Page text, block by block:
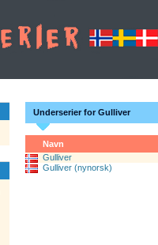
Underserier for Gulliver
Navn
Gulliver
Gulliver (nynorsk)